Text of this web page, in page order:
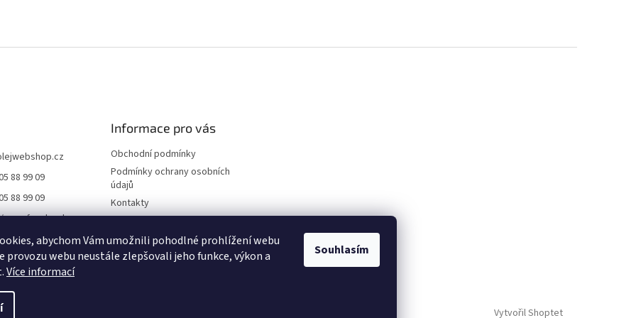
abychom Vám umožnili pohodlné prohlížení webu
provozu webu neustále zlepšovali jeho funkce, výkon a
Více informací
Souhlasím
88 99 09
88 99 09
Informace pro vás
Obchodní podmínky
Podmínky ochrany osobních
údajů
Kontakty
Blog
Hodnocení obchodu
Vytvořil Shoptet